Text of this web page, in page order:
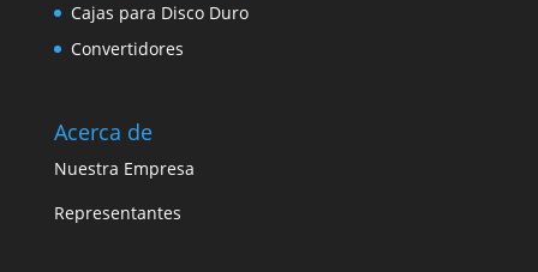
Cajas para Disco Duro
Convertidores
Acerca de
Nuestra Empresa
Representantes